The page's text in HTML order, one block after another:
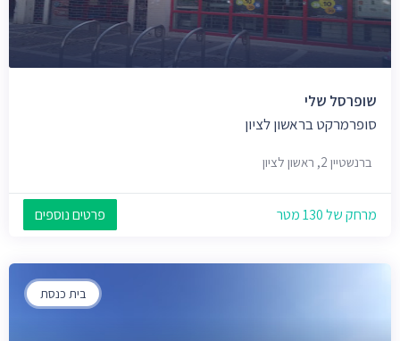
שופרסל שלי
סופרמרקט בראשון לציון
ברנשטיין 2, ראשון לציון
מרחק של 130 מטר פרטים נוספים
בית כנסת